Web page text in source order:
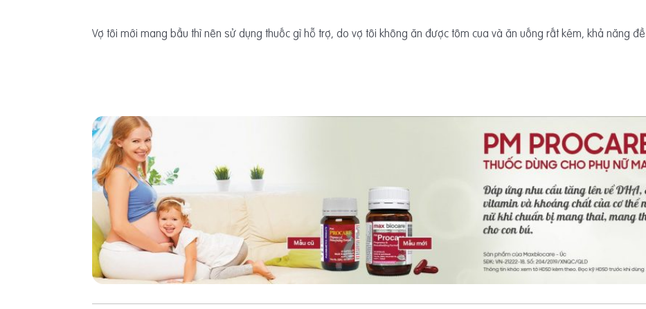
Vợ tôi mới mang bầu thì nên sử dụng thuốc gì hỗ trợ, do vợ tôi không ăn được tôm cua và ăn uống rất kém, khả năng